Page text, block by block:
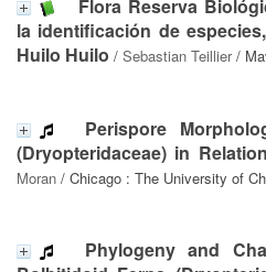
Flora Reserva
la identificación de
Huilo Huilo / Sebastian Teillier/
Perispore
(Dryopteridaceae) in
Moran / Chicago : The University of
Phylogeny and